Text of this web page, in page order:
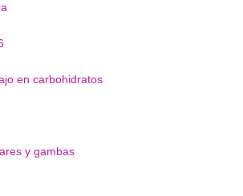
en carbohidratos
y gambas